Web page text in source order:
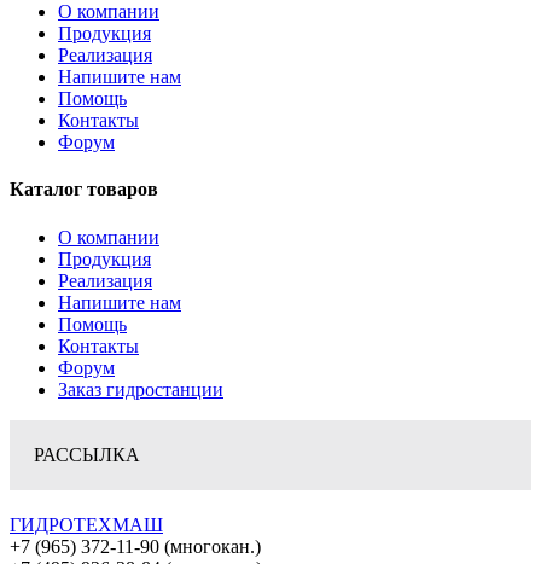
О компании
Продукция
Реализация
Напишите нам
Помощь
Контакты
Форум
Каталог товаров
О компании
Продукция
Реализация
Напишите нам
Помощь
Контакты
Форум
Заказ гидростанции
РАССЫЛКА
ГИДРОТЕХМАШ
+7 (965) 372-11-90 (многокан.)